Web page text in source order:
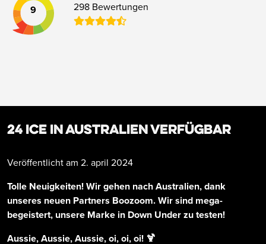
9 298 Bewertungen
24 ICE in Australien verfügbar
Veröffentlicht am 2. april 2024
Tolle Neuigkeiten! Wir gehen nach Australien, dank
unseres neuen Partners Boozoom. Wir sind mega-
begeistert, unsere Marke in Down Under zu testen!
Aussie, Aussie, Aussie, oi, oi, oi! 🍹